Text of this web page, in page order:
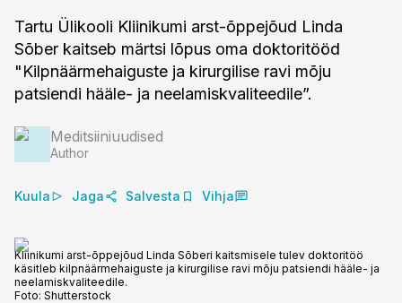
Tartu Ülikooli Kliinikumi arst-õppejõud Linda
Sõber kaitseb märtsi lõpus oma doktoritööd
"Kilpnäärmehaiguste ja kirurgilise ravi mõju
patsiendi hääle- ja neelamiskvaliteedile”.
Meditsiiniuudised
Author
Kuula Jaga Salvesta Vihja
Kliinikumi arst-õppejõud Linda Sõberi kaitsmisele tulev doktoritöö
käsitleb kilpnäärmehaiguste ja kirurgilise ravi mõju patsiendi hääle- ja
neelamiskvaliteedile.
Foto: Shutterstock